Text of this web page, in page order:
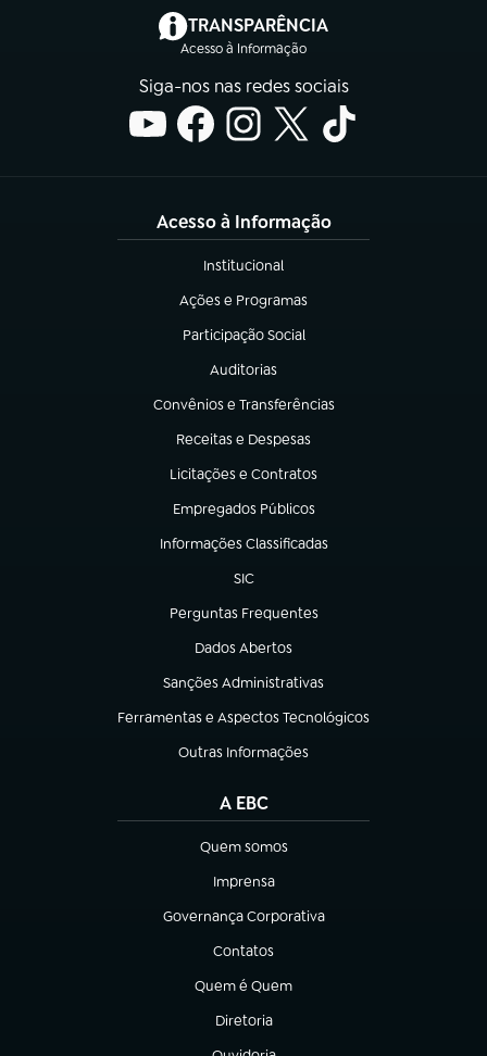
TRANSPARÊNCIA
Acesso à Informação
(abre em nova aba)
Siga-nos nas redes sociais
Acesso à Informação
Institucional
(abre em nova aba)
Ações e Programas
(abre em nova aba)
Participação Social
(abre em nova aba)
Auditorias
(abre em nova aba)
Convênios e Transferências
(abre em nova aba)
Receitas e Despesas
(abre em nova aba)
Licitações e Contratos
(abre em nova aba)
Empregados Públicos
(abre em nova aba)
Informações Classificadas
(abre em nova aba)
SIC
(abre em nova aba)
Perguntas Frequentes
(abre em nova aba)
Dados Abertos
(abre em nova aba)
Sanções Administrativas
(abre em nova aba)
Ferramentas e Aspectos Tecnológicos
(abre em nova aba)
Outras Informações
(abre em nova aba)
A EBC
Quem somos
(abre em nova aba)
Imprensa
(abre em nova aba)
Governança Corporativa
(abre em nova aba)
Contatos
(abre em nova aba)
Quem é Quem
(abre em nova aba)
Diretoria
(abre em nova aba)